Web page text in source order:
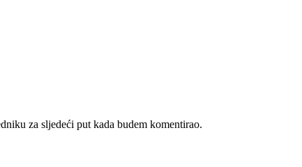
za sljedeći put kada budem komentirao.